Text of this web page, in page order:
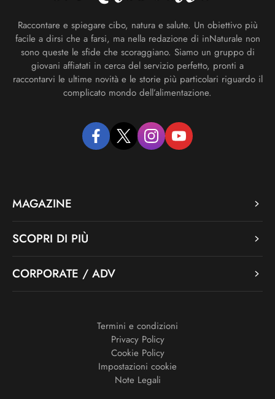
Raccontare e spiegare cibo, natura e salute. Un obiettivo più
facile a dirsi che a farsi, ma nella redazione di inNaturale non
sono queste le sfide che scoraggiano. Siamo un gruppo di
giovani affiatati in cerca del servizio perfetto, pronti a
raccontarvi le ultime novità e le storie più particolari riguardo il
complicato mondo dell’alimentazione.
facebooktwitter instagramyoutube
MAGAZINE
SCOPRI DI PIÙ
CORPORATE / ADV
Termini e condizioni
Privacy Policy
Cookie Policy
Impostazioni cookie
Note Legali